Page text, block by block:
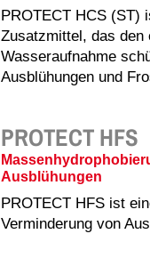
PROTECT HCS (ST)
Zusatzmittel, das den
Wasseraufnahme
Ausblühungen und
PROTECT HFS
Ausblühungen
PROTECT HFS ist
Verminderung von